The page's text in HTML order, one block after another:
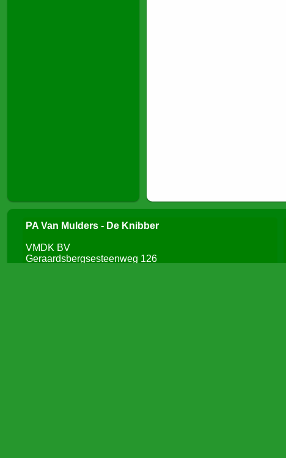
PA Van Mulders - De Knibber
VMDK BV
Geraardsbergsesteenweg 126